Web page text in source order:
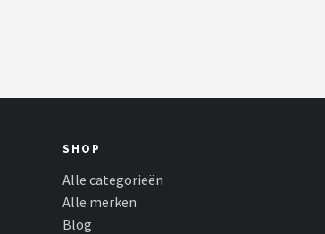
SHOP
Alle categorieën
Alle merken
Blog